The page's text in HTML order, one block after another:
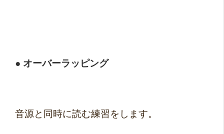
● オーバーラッピング
音源と同時に読む練習をします。